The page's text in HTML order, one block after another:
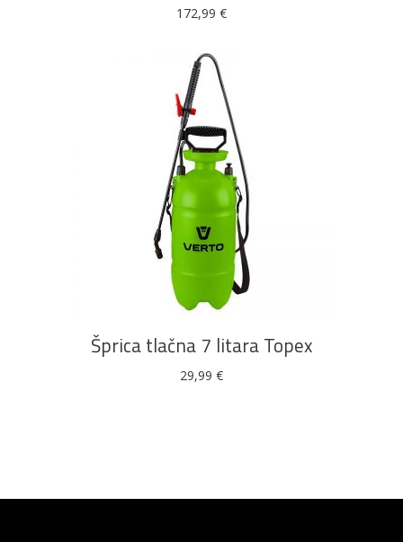
172,99 €
DODAJ U KOŠARICU
Šprica tlačna 7 litara Topex
29,99 €